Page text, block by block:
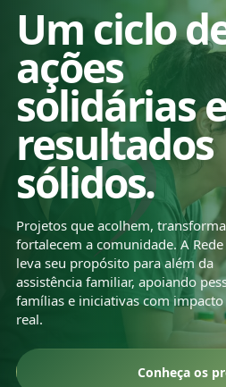
Um ciclo
ações
solidárias
resultados
sólidos.
Projetos que acolhem,
fortalecem a comunidade. A
leva seu propósito para além da
assistência familiar, apoiando
famílias e iniciativas com impacto
real.
Conheça os